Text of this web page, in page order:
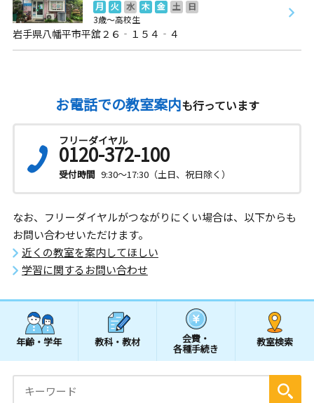
月 火 水 木 金 土
日
3歳～高校生
岩手県八幡平市平舘２６‐１５４‐４
お電話での教室案内も行っています
フリーダイヤル
0120-372-100
受付時間 9:30～17:30（土日、祝日除く）
なお、フリーダイヤルがつながりにくい場合は、以下からも
お問い合わせいただけます。
近くの教室を案内してほしい
学習に関するお問い合わせ
年齢・学年 教科・教材 会費・
各種手続き
教室検索